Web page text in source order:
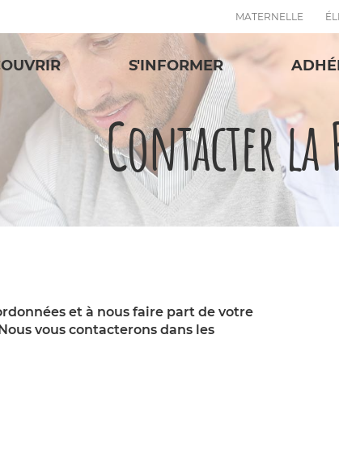
MATERNELLE
S'INFORMER
Contacter la
et à nous faire part de votre
vous contacterons dans les